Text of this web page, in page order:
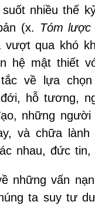
nhiều thế
(x. Tóm
qua khó
hệ mật thiết
về lựa
hỗ tương,
những
và chữa
nhau, đức
những vấn
ta suy tư